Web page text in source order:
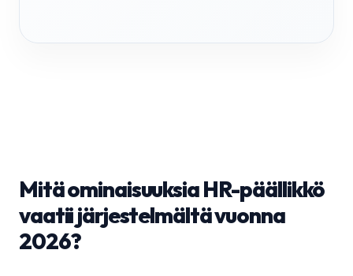
Mitä ominaisuuksia HR-päällikkö
vaatii järjestelmältä vuonna
2026?